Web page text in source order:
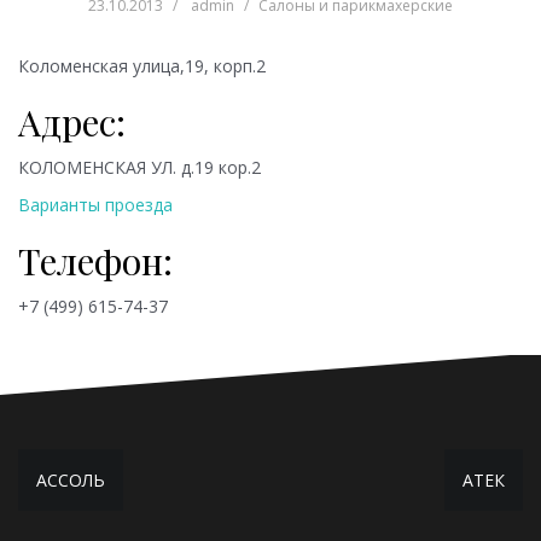
23.10.2013 admin Салоны и парикмахерские
Коломенская улица,19, корп.2
Адрес:
КОЛОМЕНСКАЯ УЛ. д.19 кор.2
Варианты проезда
Телефон:
+7 (499) 615-74-37
Навигация
АССОЛЬ АТЕК